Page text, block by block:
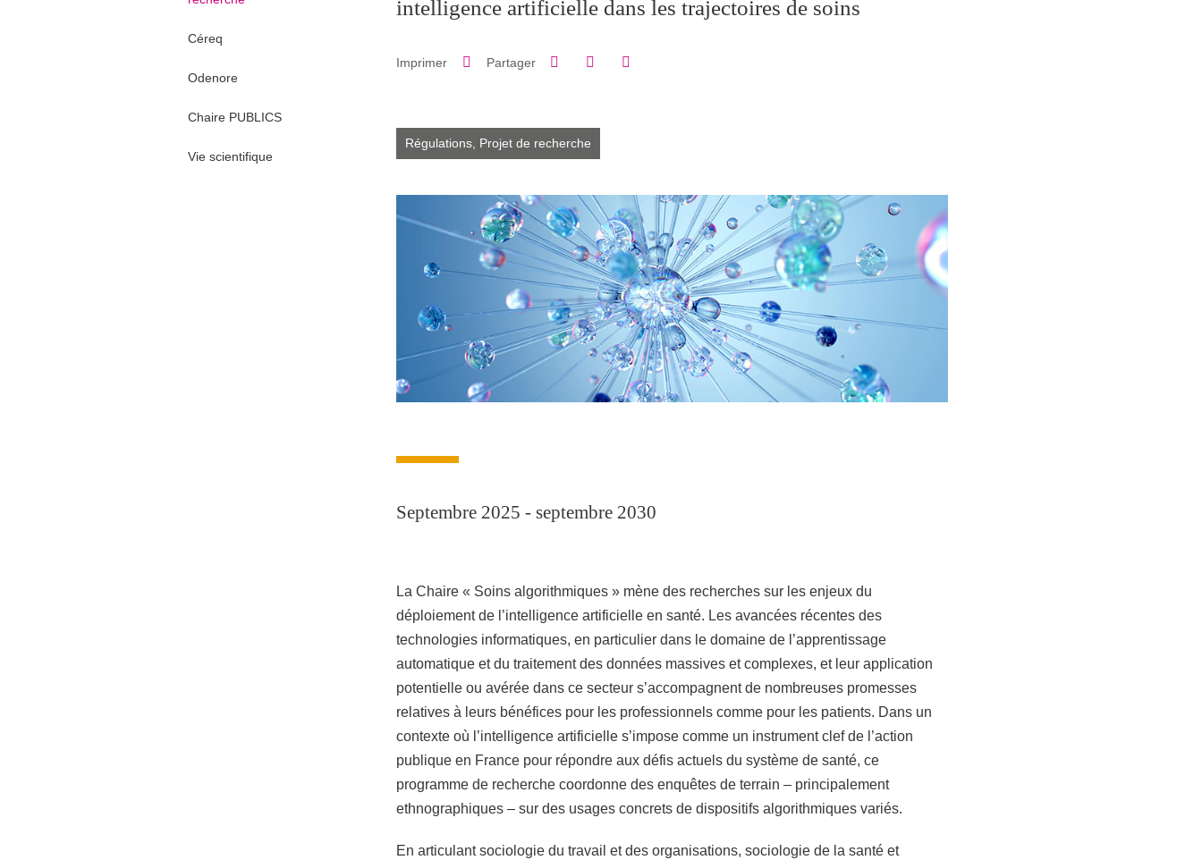
Céreq
Odenore
Chaire PUBLICS
Vie scientifique
intelligence artificielle dans les trajectoires de soins
Imprimer Partager Partager sur Facebook
Partager sur LinkedIn
Régulations, Projet de recherche
Septembre 2025 - septembre 2030
La Chaire « Soins algorithmiques » mène des recherches sur les enjeux du
déploiement de l’intelligence artificielle en santé. Les avancées récentes des
technologies informatiques, en particulier dans le domaine de l’apprentissage
automatique et du traitement des données massives et complexes, et leur application
potentielle ou avérée dans ce secteur s’accompagnent de nombreuses promesses
relatives à leurs bénéfices pour les professionnels comme pour les patients. Dans un
contexte où l’intelligence artificielle s’impose comme un instrument clef de l’action
publique en France pour répondre aux défis actuels du système de santé, ce
programme de recherche coordonne des enquêtes de terrain – principalement
ethnographiques – sur des usages concrets de dispositifs algorithmiques variés.
En articulant sociologie du travail et des organisations, sociologie de la santé et